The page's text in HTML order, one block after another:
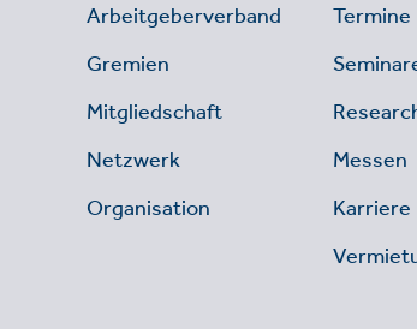
Arbeitgeberverband
Gremien
Mitgliedschaft
Netzwerk
Organisation
Termine
Messen
Karriere